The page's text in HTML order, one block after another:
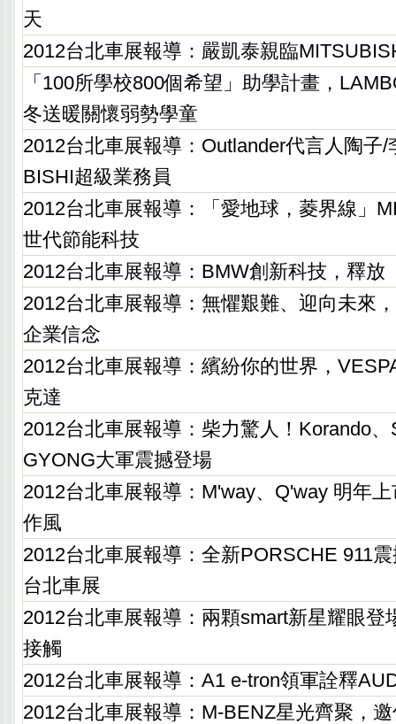
天
2012台北車展報導：嚴凱泰親臨
「100所學校800個希望」助學計畫，
冬送暖關懷弱勢學童
2012台北車展報導：Outlander代言人陶子/
BISHI超級業務員
2012台北車展報導：「愛地球，菱界線」
世代節能科技
2012台北車展報導：BMW創新科技，釋放
2012台北車展報導：無懼艱難、迎向未來
企業信念
2012台北車展報導：繽紛你的世界，
克達
2012台北車展報導：柴力驚人！Korando
GYONG大軍震撼登場
2012台北車展報導：M'way、Q'way 明年
作風
2012台北車展報導：全新PORSCHE 911
台北車展
2012台北車展報導：兩顆smart新星耀眼登
接觸
2012台北車展報導：A1 e-tron領軍詮釋
2012台北車展報導：M-BENZ星光齊聚，